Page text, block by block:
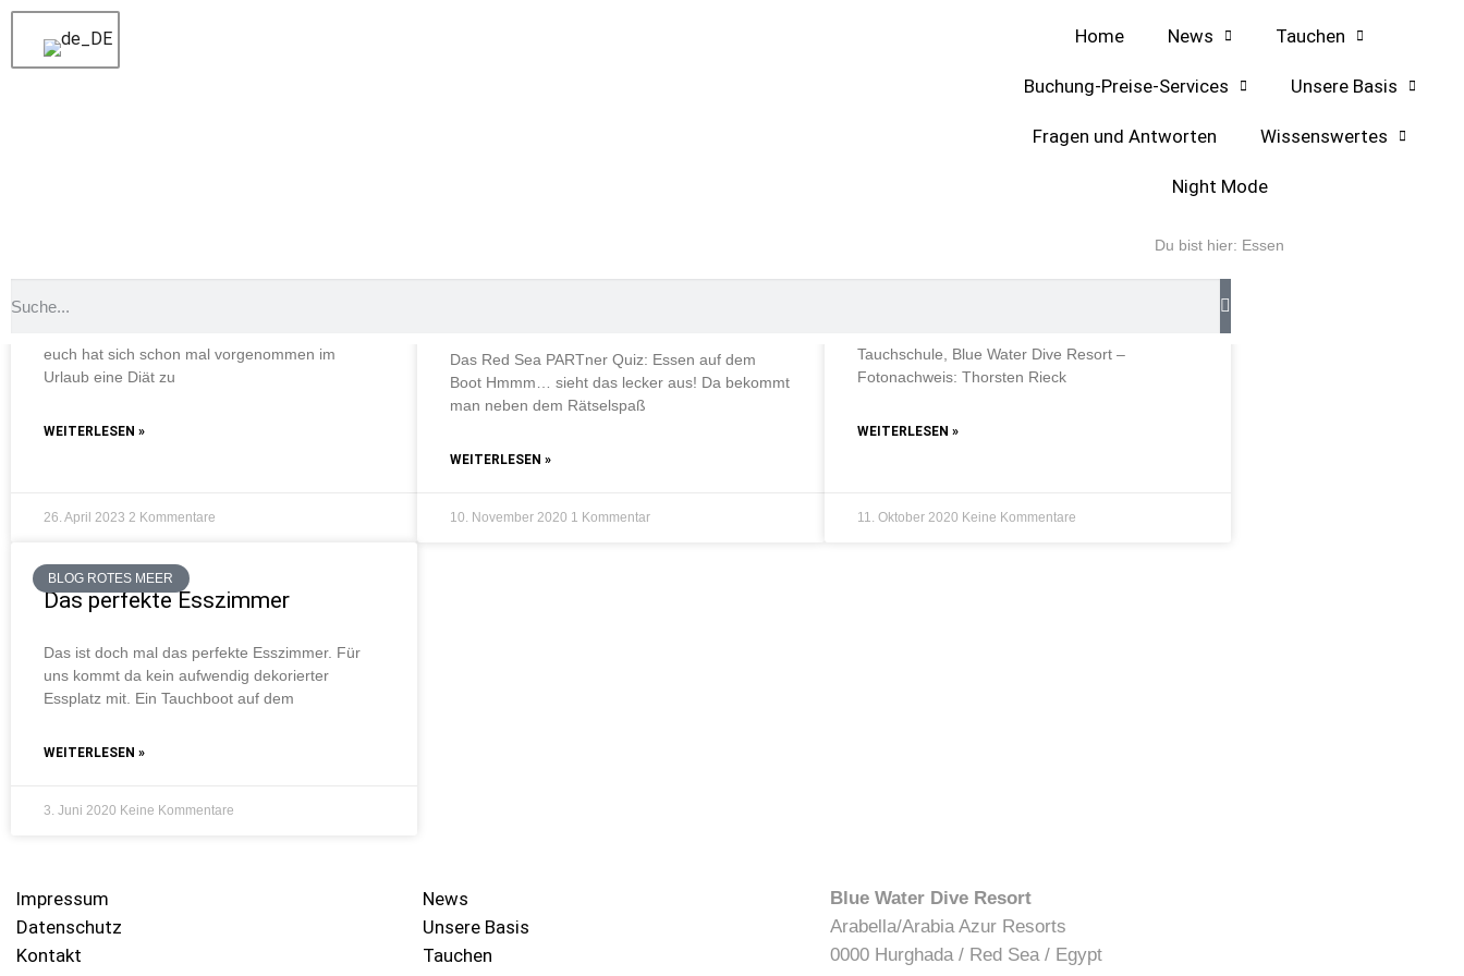
Home News Tauchen
Buchung-Preise-Services Unsere Basis
Fragen und Antworten Wissenswertes
Night Mode
Du bist hier: Essen
Schlagwort: Essen
Ist im Urlaub eine Diät möglich?
euch hat sich schon mal vorgenommen im
Urlaub eine Diät zu
WEITERLESEN »
26. April 2023 2 Kommentare
Red Sea PARTner Quiz: Essen auf
Das Red Sea PARTner Quiz: Essen auf dem
Boot Hmmm… sieht das lecker aus! Da bekommt
man neben dem Rätselspaß
WEITERLESEN »
10. November 2020 1 Kommentar
Tee und Kuchen auf der Rückfahrt
Tauchschule, Blue Water Dive Resort –
Fotonachweis: Thorsten Rieck
WEITERLESEN »
11. Oktober 2020 Keine Kommentare
BLOG ROTES MEER
Das perfekte Esszimmer
Das ist doch mal das perfekte Esszimmer. Für
uns kommt da kein aufwendig dekorierter
Essplatz mit. Ein Tauchboot auf dem
WEITERLESEN »
3. Juni 2020 Keine Kommentare
Impressum
Datenschutz
Kontakt
News
Unsere Basis
Tauchen
Blue Water Dive Resort
Arabella/Arabia Azur Resorts
0000 Hurghada / Red Sea / Egypt